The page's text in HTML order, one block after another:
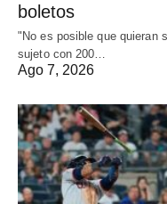
boletos
"No es posible que quieran
sujeto con 200…
Ago 7, 2026